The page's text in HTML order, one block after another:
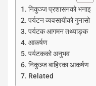
निकुञ्ज प्रशासनको भनाइ
पर्यटन व्यवसायीको गुनासो
पर्यटक आगमन तथ्याङ्क
आकर्षण
पर्यटकको अनुभव
निकुञ्ज बाहिरका आकर्षण
Related